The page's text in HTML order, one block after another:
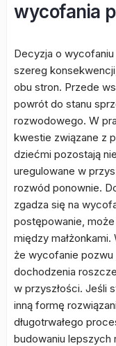
wycofania
Decyzja o
szereg
obu stron. Przede
powrót do stanu
rozwodowego. W
kwestie związane z
dziećmi pozostają
uregulowane w
rozwód ponownie.
zgadza się na
postępowanie,
między
że wycofanie pozwu
dochodzenia
w przyszłości. Jeśli
inną formę
długotrwałego
budowaniu lepszych